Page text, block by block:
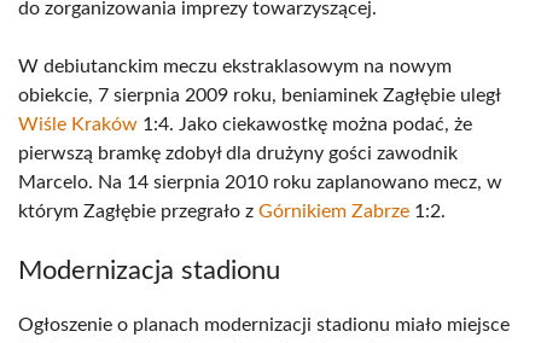
do zorganizowania imprezy towarzyszącej.
W debiutanckim meczu ekstraklasowym na nowym
obiekcie, 7 sierpnia 2009 roku, beniaminek Zagłębie uległ
Wiśle Kraków 1:4. Jako ciekawostkę można podać, że
pierwszą bramkę zdobył dla drużyny gości zawodnik
Marcelo. Na 14 sierpnia 2010 roku zaplanowano mecz, w
którym Zagłębie przegrało z Górnikiem Zabrze 1:2.
Modernizacja stadionu
Ogłoszenie o planach modernizacji stadionu miało miejsce